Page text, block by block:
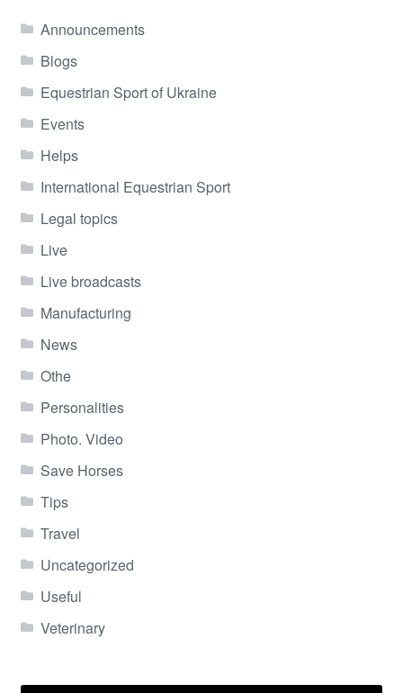
Announcements
Blogs
Equestrian Sport of Ukraine
Events
Helps
International Equestrian Sport
Legal topics
Live
Live broadcasts
Manufacturing
News
Othe
Personalities
Photo. Video
Save Horses
Tips
Travel
Uncategorized
Useful
Veterinary